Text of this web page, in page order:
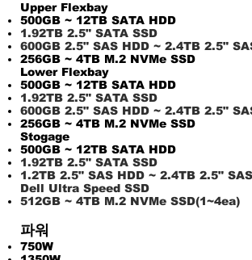
Upper Flexbay
500GB ~ 12TB SATA HDD
1.92TB 2.5" SATA SSD
600GB 2.5" SAS HDD ~ 2.4TB 2.5"
256GB ~ 4TB M.2 NVMe SSD
Lower Flexbay
500GB ~ 12TB SATA HDD
1.92TB 2.5" SATA SSD
600GB 2.5" SAS HDD ~ 2.4TB 2.5"
256GB ~ 4TB M.2 NVMe SSD
Stogage
500GB ~ 12TB SATA HDD
1.92TB 2.5" SATA SSD
1.2TB 2.5" SAS HDD ~ 2.4TB 2.5"
Dell Ultra Speed SSD
512GB ~ 4TB M.2 NVMe SSD(1~4ea)
파워
750W